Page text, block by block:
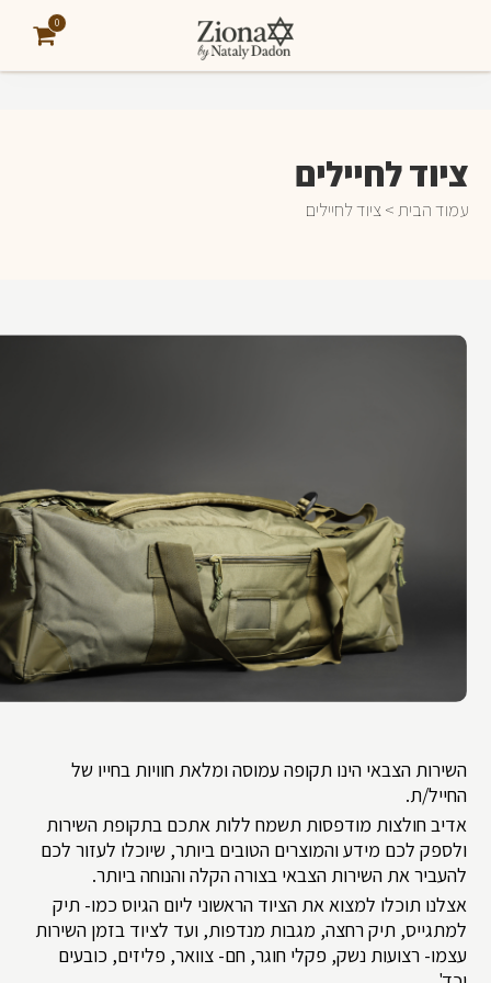
0
ציוד לחיילים
עמוד הבית> ציוד לחיילים
השירות הצבאי הינו תקופה עמוסה ומלאת חוויות בחייו של
החייל/ת.
אדיב חולצות מודפסות תשמח ללות אתכם בתקופת השירות
ולספק לכם מידע והמוצרים הטובים ביותר, שיוכלו לעזור לכם
להעביר את השירות הצבאי בצורה הקלה והנוחה ביותר.
אצלנו תוכלו למצוא את הציוד הראשוני ליום הגיוס כמו- תיק
למתגייס, תיק רחצה, מגבות מנדפות, ועד לציוד בזמן השירות
עצמו- רצועות נשק, פקלי חוגר, חם- צוואר, פליזים, כובעים